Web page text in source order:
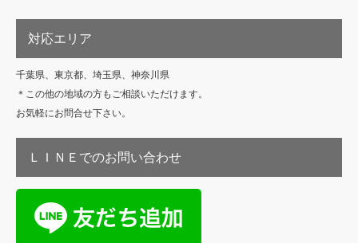
対応エリア
千葉県、東京都、埼玉県、神奈川県
＊この他の地域の方もご相談いただけます。
お気軽にお問合せ下さい。
ＬＩＮＥでのお問い合わせ